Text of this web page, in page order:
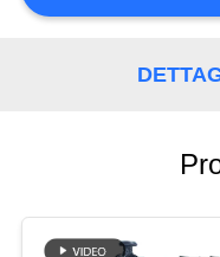
PRIVACY
POLICY